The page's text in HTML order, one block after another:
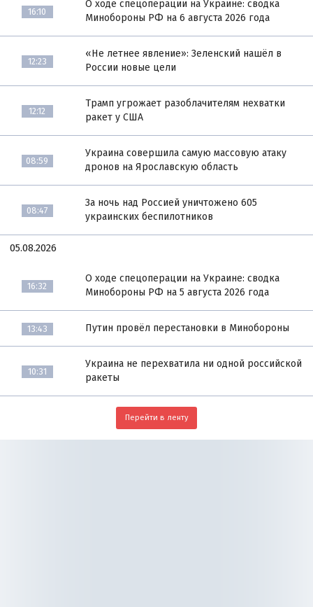
16:10
О ходе спецоперации на Украине: сводка
Минобороны РФ на 6 августа 2026 года
12:23
«Не летнее явление»: Зеленский нашёл в
России новые цели
12:12
Трамп угрожает разоблачителям нехватки
ракет у США
08:59
Украина совершила самую массовую атаку
дронов на Ярославскую область
08:47
За ночь над Россией уничтожено 605
украинских беспилотников
05.08.2026
16:32
О ходе спецоперации на Украине: сводка
Минобороны РФ на 5 августа 2026 года
13:43 Путин провёл перестановки в Минобороны
10:31
Украина не перехватила ни одной российской
ракеты
Перейти в ленту